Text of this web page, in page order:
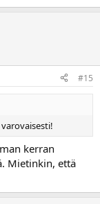
#15
kerran
Mietinkin, että